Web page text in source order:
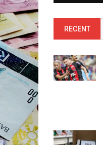
RECENT